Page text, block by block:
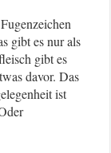
gibt es nur als
gibt es
davor. Das
ist